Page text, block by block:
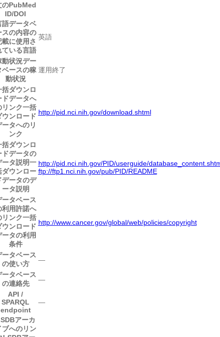
のPubMed
ID/DOI
語データベ
スの内容の
載に使用さ
ている言語
英語
動状況デー
ベースの稼
動状況
運用終了
括ダウンロ
ドデータへ
リンク一括
ウンロード
ータへのリ
ンク
http://pid.nci.nih.gov/download.shtml
括ダウンロ
ドデータの
ータ説明一
ダウンロー
データのデ
ータ説明
http://pid.nci.nih.gov/PID/userguide/
ftp://ftp1.nci.nih.gov/pub/PID/README
ータベース
利用許諾へ
リンク一括
ウンロード
ータの利用
条件
http://www.cancer.gov/global/web/policies/copyright
ータベース
の使い方
―
ータベース
の連絡先
―
API /
SPARQL
endpoint
―
アーカ
ブへのリン